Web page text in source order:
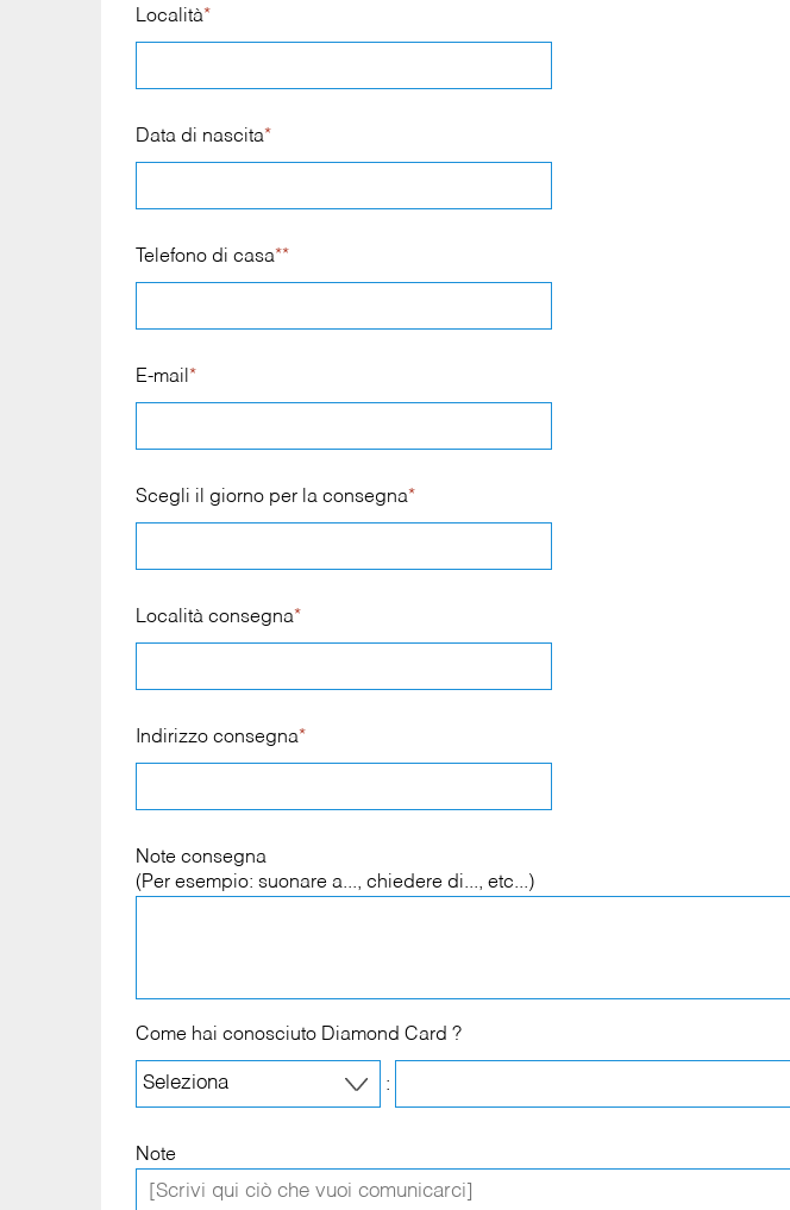
Località*
Data di nascita*
Telefono di casa**
E-mail *
Scegli il giorno per la consegna*
Località consegna*
Indirizzo consegna*
Note consegna
(Per esempio: suonare a..., chiedere di..., etc...)
Come hai conosciuto Diamond Card ?
:
Note